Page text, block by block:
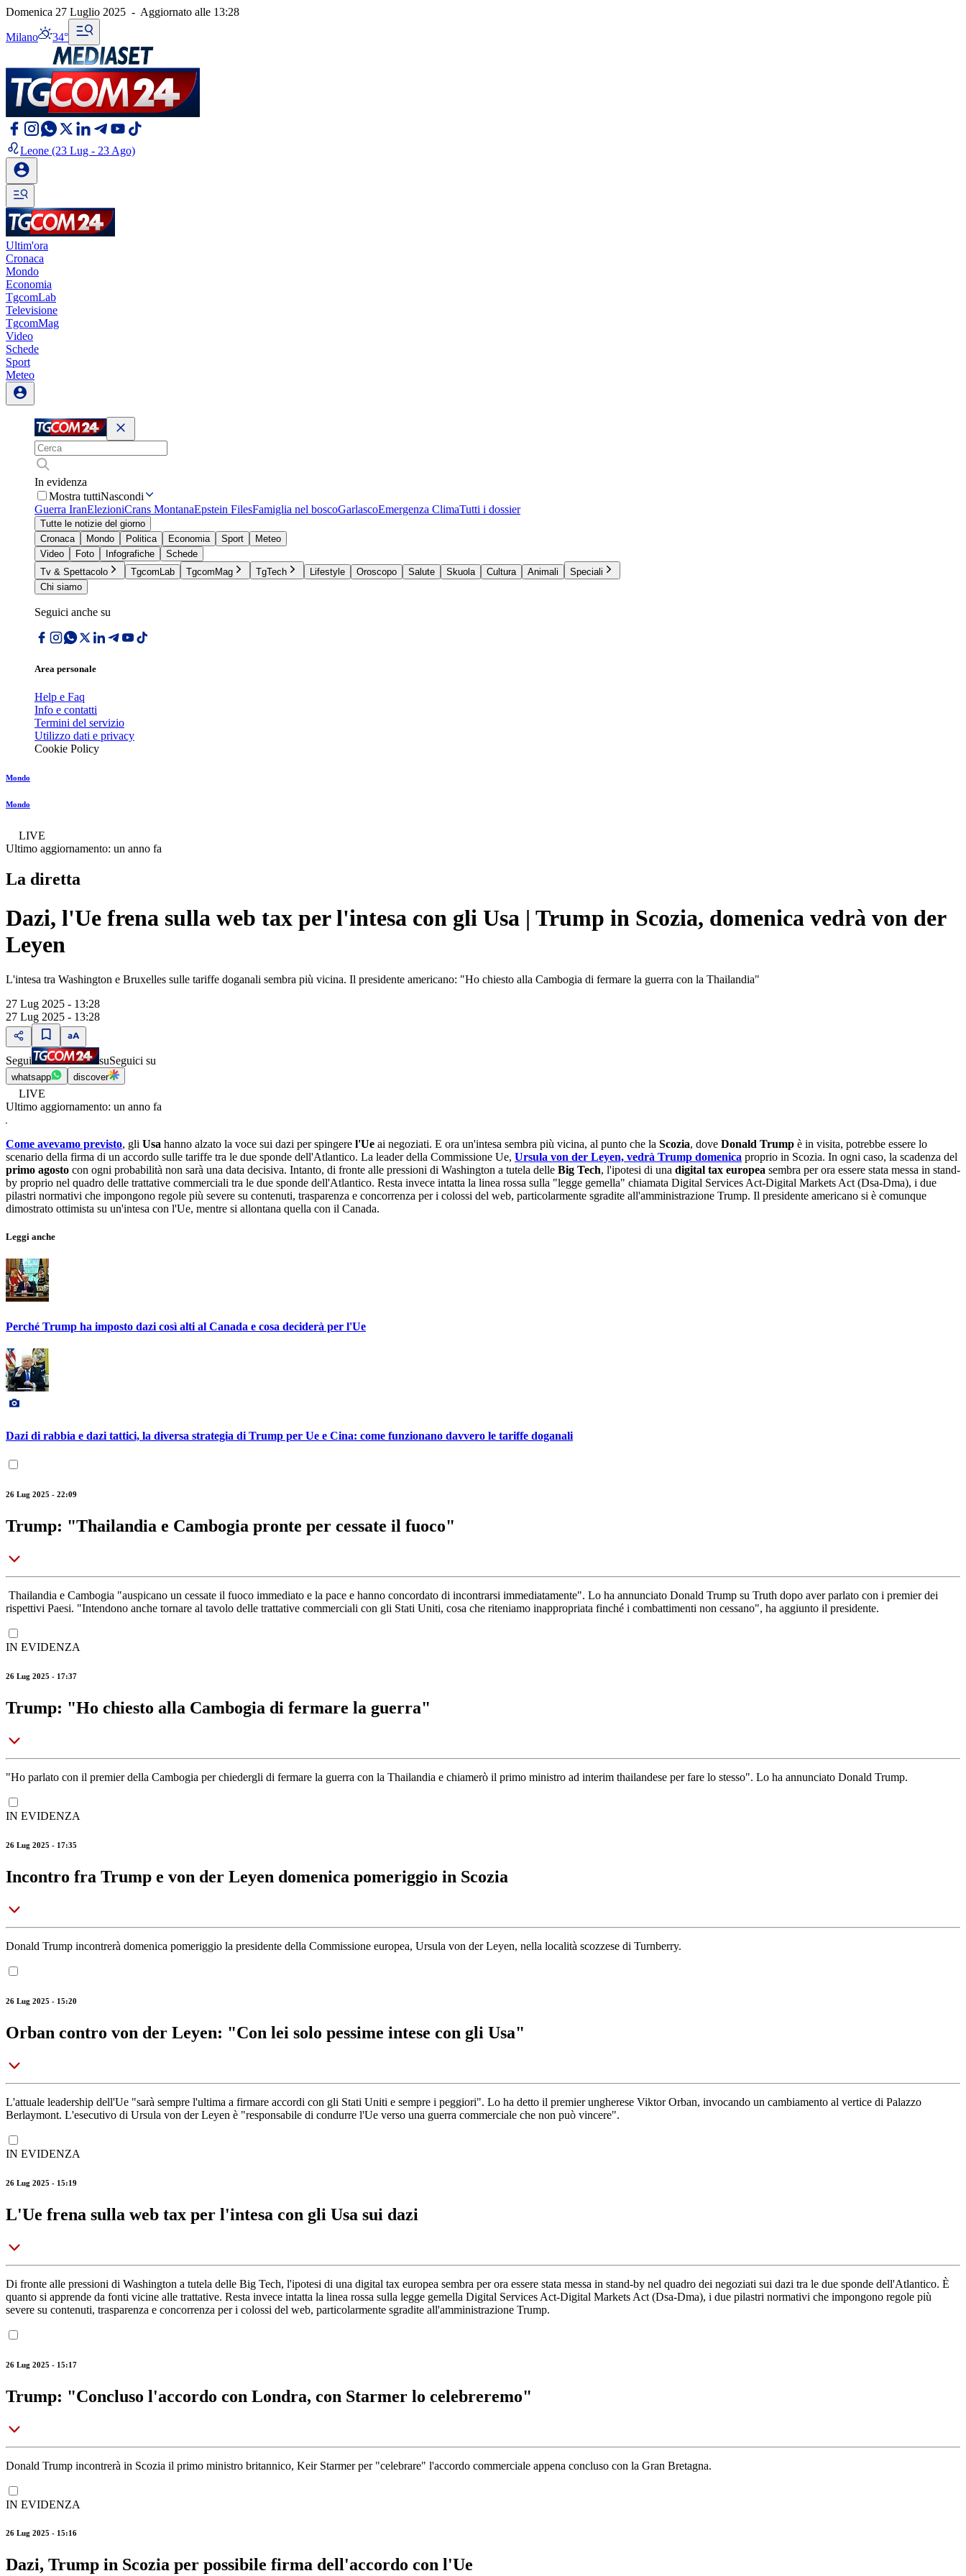
Domenica 27 Luglio 2025 - Aggiornato alle 13:28
Milano 34°
Leone (23 Lug - 23 Ago)
Ultim'ora
Cronaca
Mondo
Economia
TgcomLab
Televisione
TgcomMag
Video
Schede
Sport
Meteo
In evidenza
Mostra tuttiNascondi
Guerra IranElezioniCrans MontanaEpstein FilesFamiglia nel boscoGarlascoEmergenza ClimaTutti i dossier
Tutte le notizie del giorno
Cronaca
Mondo Politica Economia Sport
Meteo
Video
Foto Infografiche
Schede
Tv & Spettacolo
TgcomLab TgcomMag TgTech Lifestyle Oroscopo Salute Skuola Cultura Animali
Speciali
Chi siamo
Seguici anche su
Area personale
Help e Faq
Info e contatti
Termini del servizio
Utilizzo dati e privacy
Cookie Policy
Mondo
Mondo
LIVE
Ultimo aggiornamento: un anno fa
La diretta
Dazi, l'Ue frena sulla web tax per l'intesa con gli Usa | Trump in Scozia, domenica vedrà von der
Leyen
L'intesa tra Washington e Bruxelles sulle tariffe doganali sembra più vicina. Il presidente americano: "Ho chiesto alla Cambogia di fermare la guerra con la Thailandia"
27 Lug 2025 - 13:28
27 Lug 2025 - 13:28
Segui suSeguici su
whatsapp discover
LIVE
Ultimo aggiornamento: un anno fa
Come avevamo previsto, gli Usa hanno alzato la voce sui dazi per spingere l'Ue ai negoziati. E ora un'intesa sembra più vicina, al punto che la Scozia, dove Donald Trump è in visita, potrebbe essere lo
scenario della firma di un accordo sulle tariffe tra le due sponde dell'Atlantico. La leader della Commissione Ue, Ursula von der Leyen, vedrà Trump domenica proprio in Scozia. In ogni caso, la scadenza del
primo agosto con ogni probabilità non sarà una data decisiva. Intanto, di fronte alle pressioni di Washington a tutela delle Big Tech, l'ipotesi di una digital tax europea sembra per ora essere stata messa in stand-
by proprio nel quadro delle trattative commerciali tra le due sponde dell'Atlantico. Resta invece intatta la linea rossa sulla "legge gemella" chiamata Digital Services Act-Digital Markets Act (Dsa-Dma), i due
pilastri normativi che impongono regole più severe su contenuti, trasparenza e concorrenza per i colossi del web, particolarmente sgradite all'amministrazione Trump. Il presidente americano si è comunque
dimostrato ottimista su un'intesa con l'Ue, mentre si allontana quella con il Canada.
Leggi anche
Perché Trump ha imposto dazi così alti al Canada e cosa deciderà per l'Ue
Dazi di rabbia e dazi tattici, la diversa strategia di Trump per Ue e Cina: come funzionano davvero le tariffe doganali
26 Lug 2025 - 22:09
Trump: "Thailandia e Cambogia pronte per cessate il fuoco"
Thailandia e Cambogia "auspicano un cessate il fuoco immediato e la pace e hanno concordato di incontrarsi immediatamente". Lo ha annunciato Donald Trump su Truth dopo aver parlato con i premier dei
rispettivi Paesi. "Intendono anche tornare al tavolo delle trattative commerciali con gli Stati Uniti, cosa che riteniamo inappropriata finché i combattimenti non cessano", ha aggiunto il presidente.
IN EVIDENZA
26 Lug 2025 - 17:37
Trump: "Ho chiesto alla Cambogia di fermare la guerra"
"Ho parlato con il premier della Cambogia per chiedergli di fermare la guerra con la Thailandia e chiamerò il primo ministro ad interim thailandese per fare lo stesso". Lo ha annunciato Donald Trump.
IN EVIDENZA
26 Lug 2025 - 17:35
Incontro fra Trump e von der Leyen domenica pomeriggio in Scozia
Donald Trump incontrerà domenica pomeriggio la presidente della Commissione europea, Ursula von der Leyen, nella località scozzese di Turnberry.
26 Lug 2025 - 15:20
Orban contro von der Leyen: "Con lei solo pessime intese con gli Usa"
L'attuale leadership dell'Ue "sarà sempre l'ultima a firmare accordi con gli Stati Uniti e sempre i peggiori". Lo ha detto il premier ungherese Viktor Orban, invocando un cambiamento al vertice di Palazzo
Berlaymont. L'esecutivo di Ursula von der Leyen è "responsabile di condurre l'Ue verso una guerra commerciale che non può vincere".
IN EVIDENZA
26 Lug 2025 - 15:19
L'Ue frena sulla web tax per l'intesa con gli Usa sui dazi
Di fronte alle pressioni di Washington a tutela delle Big Tech, l'ipotesi di una digital tax europea sembra per ora essere stata messa in stand-by nel quadro dei negoziati sui dazi tra le due sponde dell'Atlantico. È
quanto si apprende da fonti vicine alle trattative. Resta invece intatta la linea rossa sulla legge gemella Digital Services Act-Digital Markets Act (Dsa-Dma), i due pilastri normativi che impongono regole più
severe su contenuti, trasparenza e concorrenza per i colossi del web, particolarmente sgradite all'amministrazione Trump.
26 Lug 2025 - 15:17
Trump: "Concluso l'accordo con Londra, con Starmer lo celebreremo"
Donald Trump incontrerà in Scozia il primo ministro britannico, Keir Starmer per "celebrare" l'accordo commerciale appena concluso con la Gran Bretagna.
IN EVIDENZA
26 Lug 2025 - 15:16
Dazi, Trump in Scozia per possibile firma dell'accordo con l'Ue